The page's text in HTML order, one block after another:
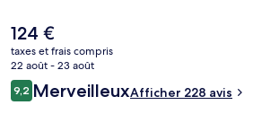
Sympa non ? Le personnel attentionné et
remportent un vif succès auprès des autres
Le
prix
actuel
est
de
124 €
taxes et frais compris
22 août - 23 août
Avis
voyageurs
9,29,2 sur 10
MerveilleuxAfficher 228 avis